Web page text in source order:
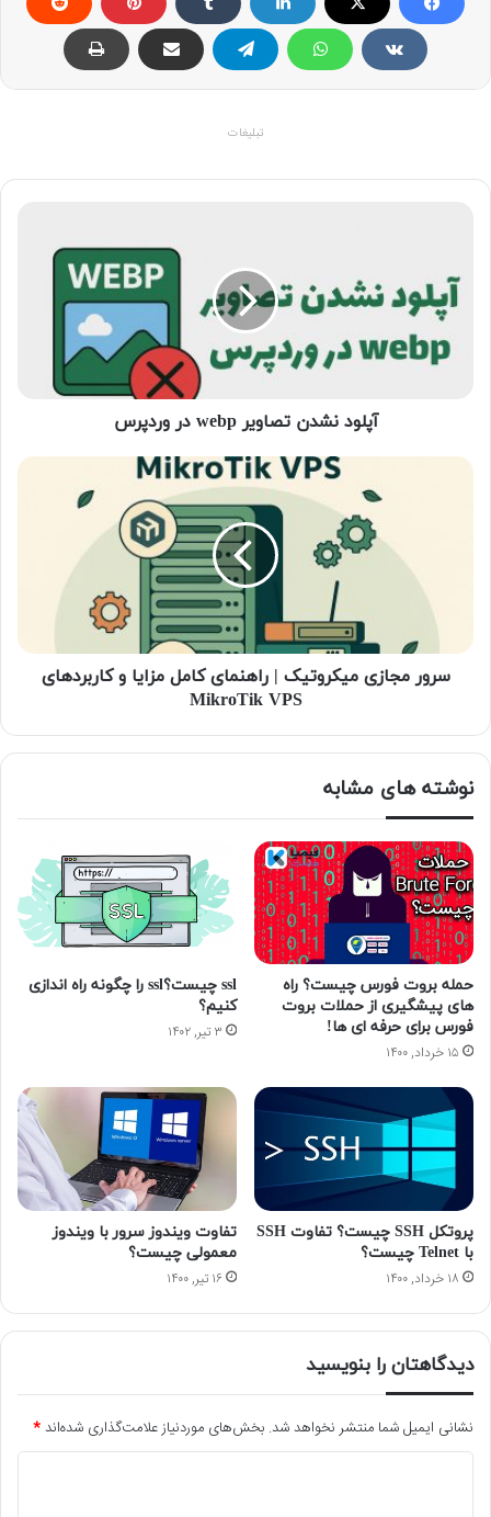
تبلیغات
آپلود نشدن تصاویر webp در وردپرس
سرور مجازی میکروتیک | راهنمای کامل مزایا و کاربردهای
MikroTik VPS
نوشته های مشابه
حمله بروت فورس چیست؟ راه‌
های پیشگیری از حملات بروت
فورس برای حرفه‌ ای‌ ها!
۱۵ خرداد, ۱۴۰۰
ssl چیست؟ssl را چگونه راه اندازی
کنیم؟
۳ تیر, ۱۴۰۲
پروتکل SSH چیست؟ تفاوت SSH
با Telnet چیست؟
۱۸ خرداد, ۱۴۰۰
تفاوت ویندوز سرور با ویندوز
معمولی چیست؟
۱۶ تیر, ۱۴۰۰
دیدگاهتان را بنویسید
نشانی ایمیل شما منتشر نخواهد شد. بخش‌های موردنیاز علامت‌گذاری شده‌اند*